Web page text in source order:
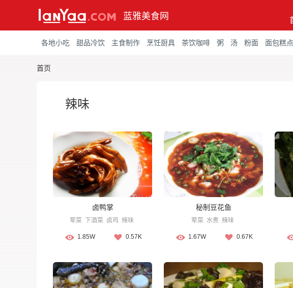
蓝雅美食网
各地小吃 甜品冷饮 主食制作 烹饪厨具 茶饮咖啡 粥 汤 粉面 面包糕点
首页
辣味
卤鸭掌
荤菜 下酒菜 卤鸡 辣味
1.85W 0.57K
秘制豆花鱼
荤菜 水煮 辣味
1.67W 0.67K